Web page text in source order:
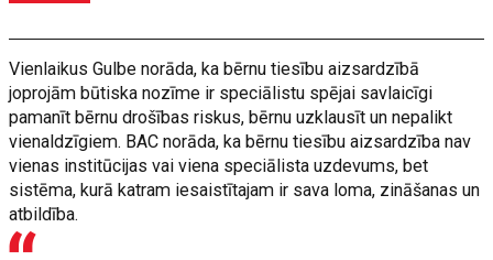
Vienlaikus Gulbe norāda, ka bērnu tiesību aizsardzībā
joprojām būtiska nozīme ir speciālistu spējai savlaicīgi
pamanīt bērnu drošības riskus, bērnu uzklausīt un nepalikt
vienaldzīgiem. BAC norāda, ka bērnu tiesību aizsardzība nav
vienas institūcijas vai viena speciālista uzdevums, bet
sistēma, kurā katram iesaistītajam ir sava loma, zināšanas un
atbildība.